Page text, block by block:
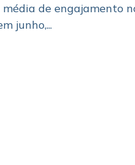
de engajamento
junho,...